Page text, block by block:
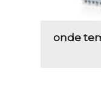
onde